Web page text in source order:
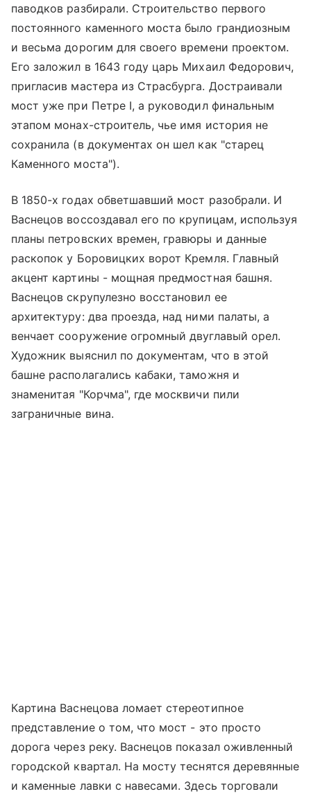
паводков разбирали. Строительство первого
постоянного каменного моста было грандиозным
и весьма дорогим для своего времени проектом.
Его заложил в 1643 году царь Михаил Федорович,
пригласив мастера из Страсбурга. Достраивали
мост уже при Петре I, а руководил финальным
этапом монах-строитель, чье имя история не
сохранила (в документах он шел как "старец
Каменного моста").
В 1850-х годах обветшавший мост разобрали. И
Васнецов воссоздавал его по крупицам, используя
планы петровских времен, гравюры и данные
раскопок у Боровицких ворот Кремля. Главный
акцент картины - мощная предмостная башня.
Васнецов скрупулезно восстановил ее
архитектуру: два проезда, над ними палаты, а
венчает сооружение огромный двуглавый орел.
Художник выяснил по документам, что в этой
башне располагались кабаки, таможня и
знаменитая "Корчма", где москвичи пили
заграничные вина.
Картина Васнецова ломает стереотипное
представление о том, что мост - это просто
дорога через реку. Васнецов показал оживленный
городской квартал. На мосту теснятся деревянные
и каменные лавки с навесами. Здесь торговали